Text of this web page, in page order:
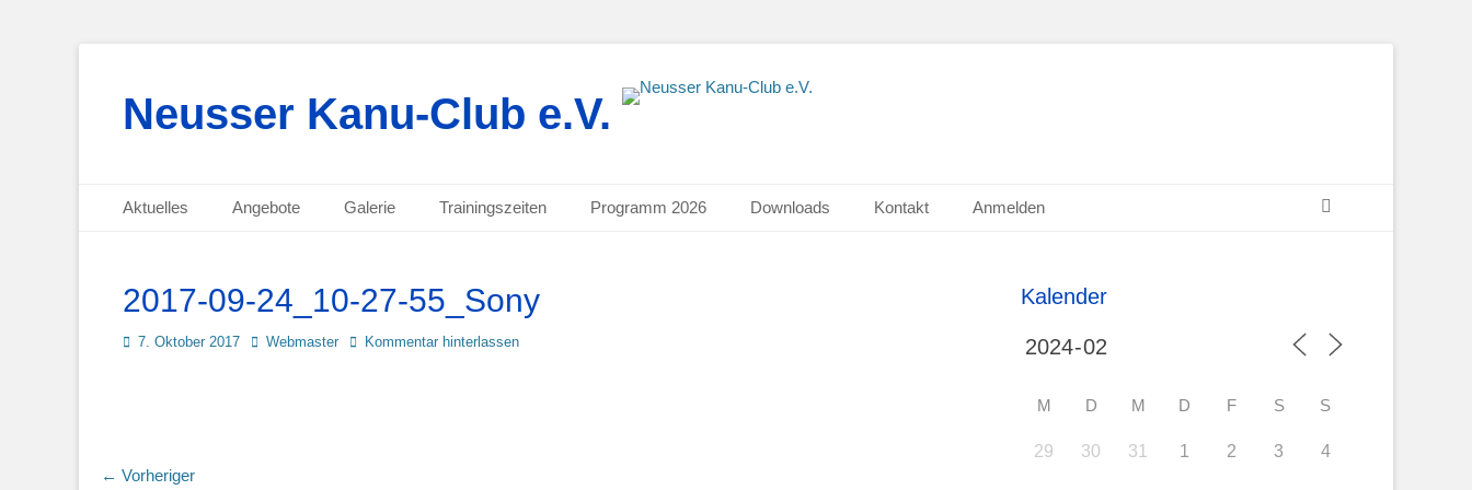
Neusser Kanu-Club e.V.
Primäres Menü
Inhalt
Aktuelles Angebote Galerie Trainingszeiten Programm 2026 Downloads Kontakt Anmelden
springen
2017-09-24_10-27-55_Sony
Posted
7. Oktober 2017 AutorWebmaster Kommentar hinterlassen
Beitragsnavigation
← Vorheriger
Kalender
M D M D F S S
29 30 31 1 2 3 4